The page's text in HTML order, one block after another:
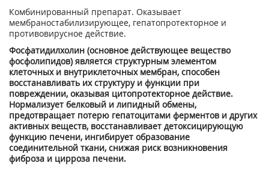
Комбинированный препарат. Оказывает
мембраностабилизирующее, гепатопротекторное и
противовирусное действие.
Фосфатидилхолин (основное действующее вещество
фосфолипидов) является структурным элементом
клеточных и внутриклеточных мембран, способен
восстанавливать их структуру и функции при
повреждении, оказывая цитопротекторное действие.
Нормализует белковый и липидный обмены,
предотвращает потерю гепатоцитами ферментов и других
активных веществ, восстанавливает детоксицирующую
функцию печени, ингибирует образование
соединительной ткани, снижая риск возникновения
фиброза и цирроза печени.